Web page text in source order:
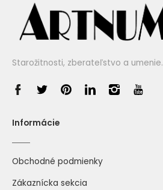
Starožitnosti, zberateľstvo a umenie.
Informácie
Obchodné podmienky
Zákaznícka sekcia